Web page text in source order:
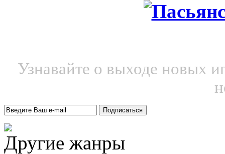
Узнавайте о выходе новых
Другие жанры